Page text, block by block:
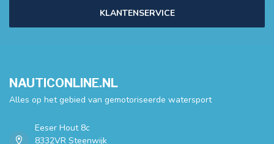
KLANTENSERVICE
NAUTICONLINE.NL
Alles op het gebied van gemotoriseerde watersport
Eeser Hout 8c
8332VR Steenwijk